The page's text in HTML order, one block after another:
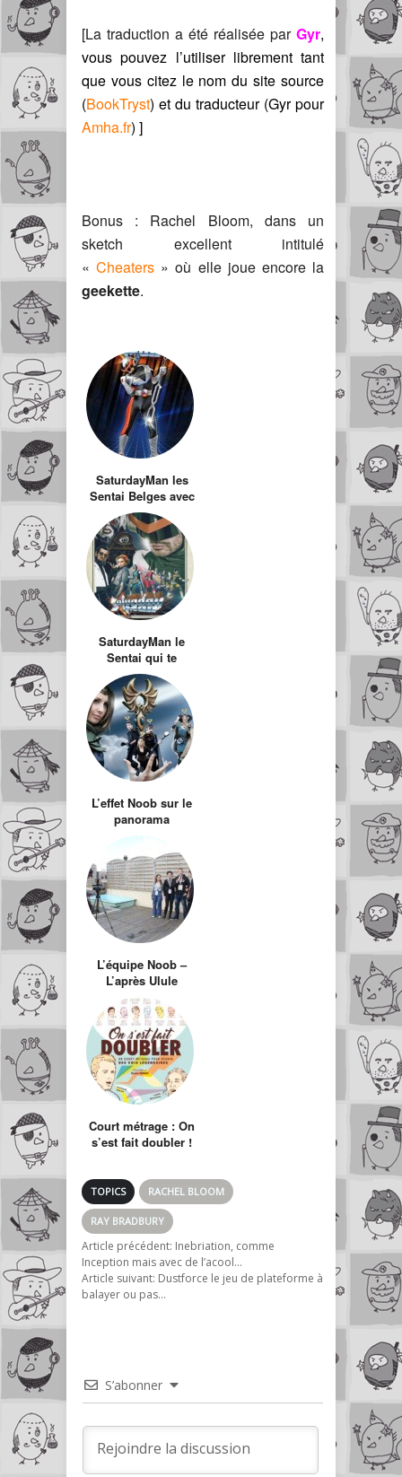
[La traduction a été réalisée par Gyr,
vous pouvez l’utiliser librement tant
que vous citez le nom du site source
(BookTryst) et du traducteur (Gyr pour
Amha.fr) ]
Bonus : Rachel Bloom, dans un
sketch excellent intitulé
«Cheaters » où elle joue encore la
geekette.
SaturdayMan les
Sentai Belges avec
les voix de Dragon
Ball !
SaturdayMan le
Sentai qui te
tiendra éveillé
jusqu’au bout de la
nuit
L’effet Noob sur le
panorama
télévisuel Français
L’équipe Noob –
L’après Ulule
Court métrage : On
s’est fait doubler !
TOPICS RACHEL BLOOM
RAY BRADBURY
Article précédent: Inebriation, comme
Inception mais avec de l’acool…
Article suivant: Dustforce le jeu de plateforme à
balayer ou pas…
S’abonner